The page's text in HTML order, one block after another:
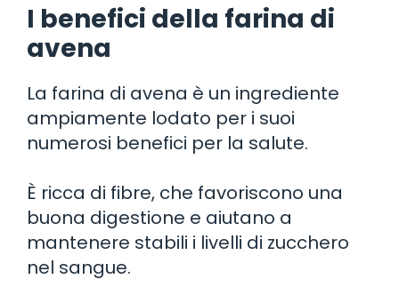
I benefici della farina di
avena
La farina di avena è un ingrediente
ampiamente lodato per i suoi
numerosi benefici per la salute.
È ricca di fibre, che favoriscono una
buona digestione e aiutano a
mantenere stabili i livelli di zucchero
nel sangue.